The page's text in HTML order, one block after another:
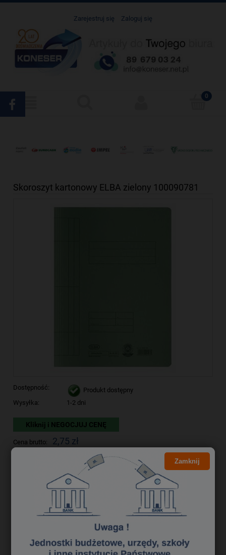
Zarejestruj się Zaloguj się
Skoroszyt kartonowy ELBA zielony 100090781
Dostępność:
Produkt dostępny
Wysyłka:
1-2 dni
Kliknij i NEGOCJUJ CENĘ
Cena brutto: 2,75 zł
do koszyka
dodaj do przechowalni
Producent:
zapytaj o produkt
Zamknij